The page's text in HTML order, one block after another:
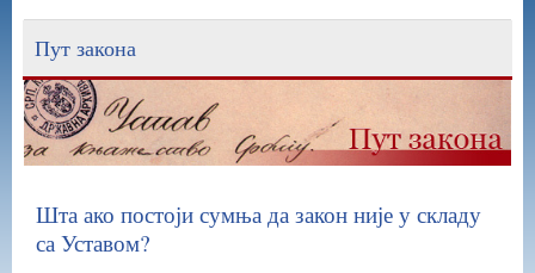
Пут закона
Шта ако постоји сумња да закон није у складу
са Уставом?